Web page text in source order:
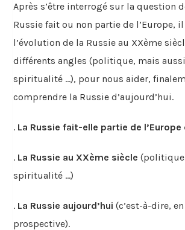
Après s’être interrogé sur la question
Russie fait ou non partie de l’Europe,
l’évolution de la Russie au XXème
différents angles (politique, mais
spiritualité …), pour nous aider,
comprendre la Russie d’aujourd’hui.
. La Russie fait-elle partie de l’Europe
. La Russie au XXème siècle
spiritualité …)
. La Russie aujourd’hui (c’est-à-dire,
prospective).